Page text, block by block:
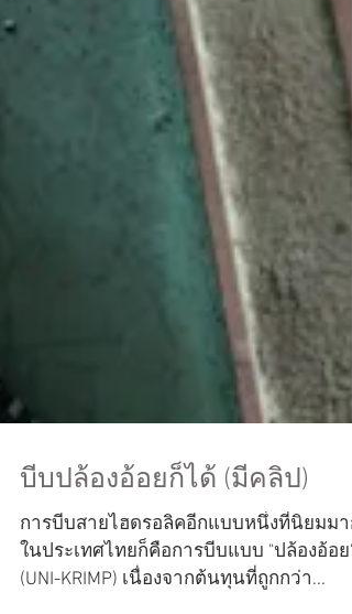
บีบปล้องอ้อยก็ได้ (มีคลิป)
การบีบสายไฮดรอลิคอีกแบบหนึ่งที่นิยมมาก